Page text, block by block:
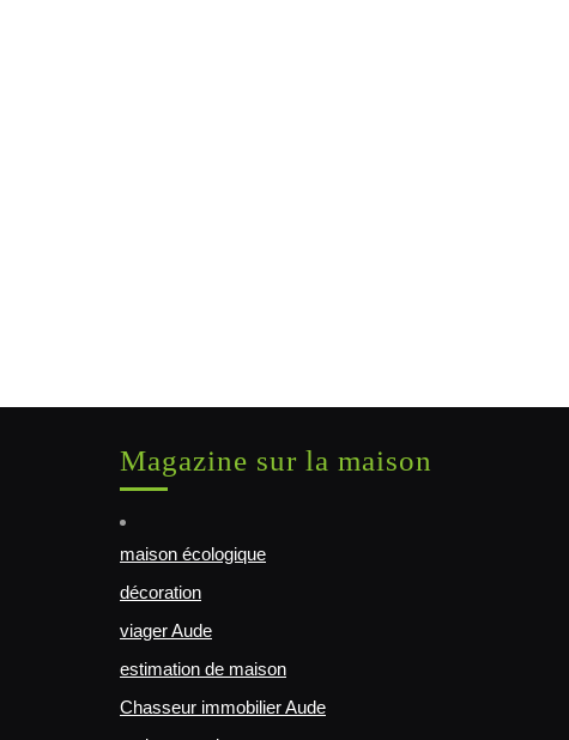
Magazine sur la maison
maison écologique
décoration
viager Aude
estimation de maison
Chasseur immobilier Aude